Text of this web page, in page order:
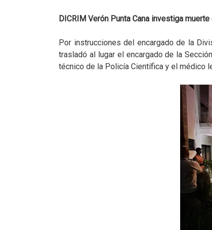
DICRIM Verón Punta Cana investiga
Por instrucciones del encargado de la
trasladó al lugar el encargado de la
técnico de la Policía Científica y el médico